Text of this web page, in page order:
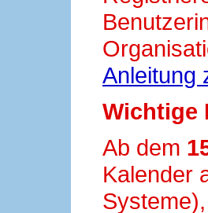
Anleitung
Wichtige
Ab dem
Kalender